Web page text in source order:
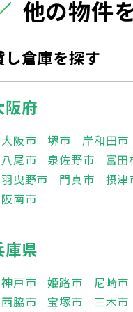
他の物件
し倉庫を探す
阪府
大阪市 堺市
岸和田市
八尾市
泉佐野市
富田
羽曳野市
門真市
摂津
阪南市
庫県
神戸市 姫路市
尼崎市
西脇市
宝塚市 三木市